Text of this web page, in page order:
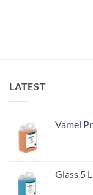
LATEST
Vamel
Glass 5